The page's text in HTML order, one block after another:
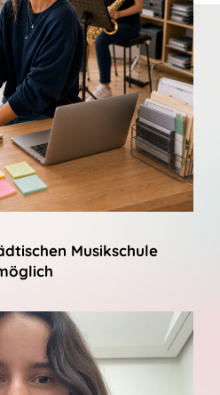
Musikschule